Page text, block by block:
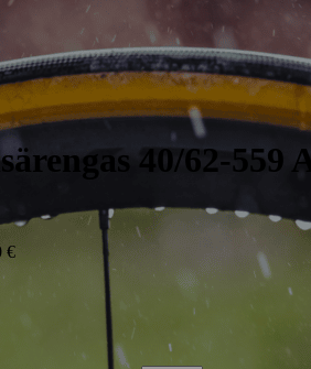
40/62-559
€